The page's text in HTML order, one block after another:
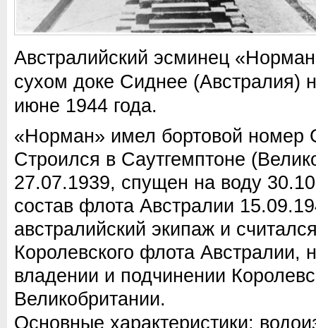
Австралийский эсминец
сухом доке Сиднее (Австралия)
июне 1944 года.
«Норман» имел бортовой номер
Строился в Саутгемптоне
27.07.1939, спущен на воду
состав флота Австралии
австралийский экипаж и
Королевского флота Австралии,
владении и подчинении
Великобритании.
Основные характеристики: